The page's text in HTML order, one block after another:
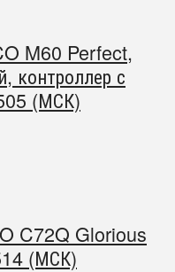
M60 Perfect,
контроллер с
(МСК)
C72Q Glorious
(МСК)